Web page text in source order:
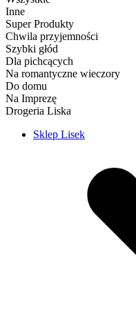
Inne
Super Produkty
Chwila przyjemności
Szybki głód
Dla pichcących
Na romantyczne wieczory
Do domu
Na Imprezę
Drogeria Liska
Sklep Lisek